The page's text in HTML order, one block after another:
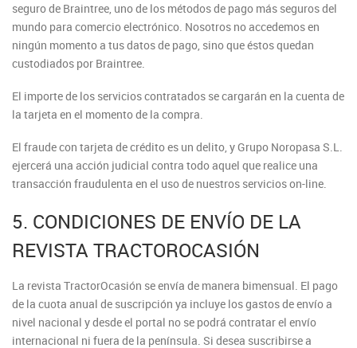
seguro de Braintree, uno de los métodos de pago más seguros del
mundo para comercio electrónico. Nosotros no accedemos en
ningún momento a tus datos de pago, sino que éstos quedan
custodiados por Braintree.
El importe de los servicios contratados se cargarán en la cuenta de
la tarjeta en el momento de la compra.
El fraude con tarjeta de crédito es un delito, y Grupo Noropasa S.L.
ejercerá una acción judicial contra todo aquel que realice una
transacción fraudulenta en el uso de nuestros servicios on-line.
5. CONDICIONES DE ENVÍO DE LA
REVISTA TRACTOROCASIÓN
La revista TractorOcasión se envía de manera bimensual. El pago
de la cuota anual de suscripción ya incluye los gastos de envío a
nivel nacional y desde el portal no se podrá contratar el envío
internacional ni fuera de la península. Si desea suscribirse a